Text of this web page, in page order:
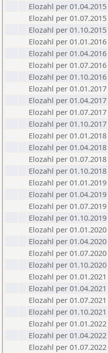
Elozahl per 01.04.2015
Elozahl per 01.07.2015
Elozahl per 01.10.2015
Elozahl per 01.01.2016
Elozahl per 01.04.2016
Elozahl per 01.07.2016
Elozahl per 01.10.2016
Elozahl per 01.01.2017
Elozahl per 01.04.2017
Elozahl per 01.07.2017
Elozahl per 01.10.2017
Elozahl per 01.01.2018
Elozahl per 01.04.2018
Elozahl per 01.07.2018
Elozahl per 01.10.2018
Elozahl per 01.01.2019
Elozahl per 01.04.2019
Elozahl per 01.07.2019
Elozahl per 01.10.2019
Elozahl per 01.01.2020
Elozahl per 01.04.2020
Elozahl per 01.07.2020
Elozahl per 01.10.2020
Elozahl per 01.01.2021
Elozahl per 01.04.2021
Elozahl per 01.07.2021
Elozahl per 01.10.2021
Elozahl per 01.01.2022
Elozahl per 01.04.2022
Elozahl per 01.07.2022